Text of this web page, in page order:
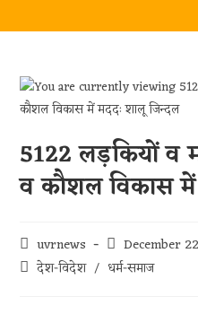
5122 लड़कियों व
व कौशल विकास
uvrnews
December
देश-विदेश / धर्म-समाज